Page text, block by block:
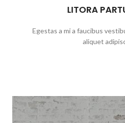
LITORA
Egestas a mi a faucibus
aliquet